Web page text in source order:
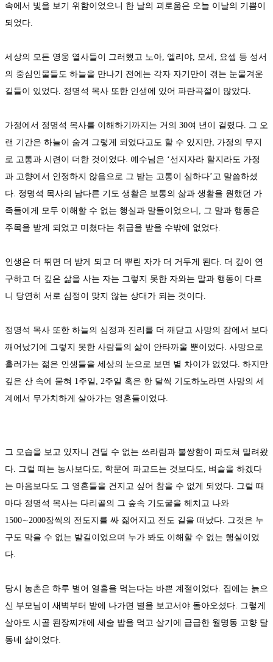
속에서 빛을 보기 위함이었으니 한 날의 괴로움은 오늘 이날의 기쁨이
되었다.
세상의 모든 영웅 열사들이 그러했고 노아, 엘리야, 모세, 요셉 등 성서
의 중심인물들도 하늘을 만나기 전에는 각자 자기만이 겪는 눈물겨운
길들이 있었다. 정명석 목사 또한 인생에 있어 파란곡절이 많았다.
가정에서 정명석 목사를 이해하기까지는 거의 30여 년이 걸렸다. 그 오
랜 기간은 하늘이 숨겨 그렇게 되었다고도 할 수 있지만, 가정의 무지
로 고통과 시련이 더한 것이었다. 예수님은 ‘선지자라 할지라도 가정
과 고향에서 인정하지 않음으로 그 받는 고통이 심하다’고 말씀하셨
다. 정명석 목사의 남다른 기도 생활은 보통의 삶과 생활을 원했던 가
족들에게 모두 이해할 수 없는 행실과 말들이었으니, 그 말과 행동은
주목을 받게 되었고 미쳤다는 취급을 받을 수밖에 없었다.
인생은 더 뛰면 더 받게 되고 더 뿌린 자가 더 거두게 된다. 더 깊이 연
구하고 더 깊은 삶을 사는 자는 그렇지 못한 자와는 말과 행동이 다르
니 당연히 서로 심정이 맞지 않는 상대가 되는 것이다.
정명석 목사 또한 하늘의 심정과 진리를 더 깨닫고 사망의 잠에서 보다
깨어났기에 그렇지 못한 사람들의 삶이 안타까울 뿐이었다. 사망으로
흘러가는 젊은 인생들을 세상의 눈으로 보면 별 차이가 없었다. 하지만
깊은 산 속에 묻혀 1주일, 2주일 혹은 한 달씩 기도하노라면 사망의 세
계에서 무가치하게 살아가는 영혼들이었다.
그 모습을 보고 있자니 견딜 수 없는 쓰라림과 불쌍함이 파도쳐 밀려왔
다. 그럴 때는 농사보다도, 학문에 파고드는 것보다도, 벼슬을 하겠다
는 마음보다도 그 영혼들을 건지고 싶어 참을 수 없게 되었다. 그럴 때
마다 정명석 목사는 다리골의 그 숲속 기도굴을 헤치고 나와
1500∼2000장씩의 전도지를 싸 짊어지고 전도 길을 떠났다. 그것은 누
구도 막을 수 없는 발길이었으며 누가 봐도 이해할 수 없는 행실이었
다.
당시 농촌은 하루 벌어 열흘을 먹는다는 바쁜 계절이었다. 집에는 늙으
신 부모님이 새벽부터 밭에 나가면 별을 보고서야 돌아오셨다. 그렇게
살아도 시골 된장찌개에 세술 밥을 먹고 살기에 급급한 월명동 고향 달
동네 삶이었다.